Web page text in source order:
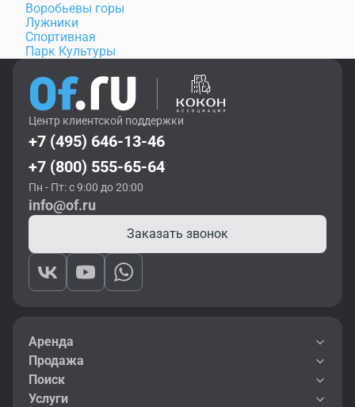
Воробьевы горы
Лужники
Спортивная
Парк Культуры
Центр клиентской поддержки
+7 (495) 646-13-46
+7 (800) 555-65-64
Пн - Пт: с 9:00 до 20:00
info@of.ru
Заказать звонок
Аренда
Продажа
Поиск
Услуги